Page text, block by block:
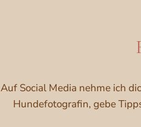
Auf Social Media nehme ich
Hundefotografin, gebe